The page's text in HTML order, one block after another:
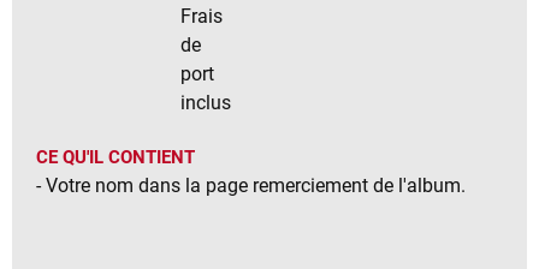
Frais
de
port
inclus
CE QU'IL CONTIENT
- Votre nom dans la page remerciement de l'album.